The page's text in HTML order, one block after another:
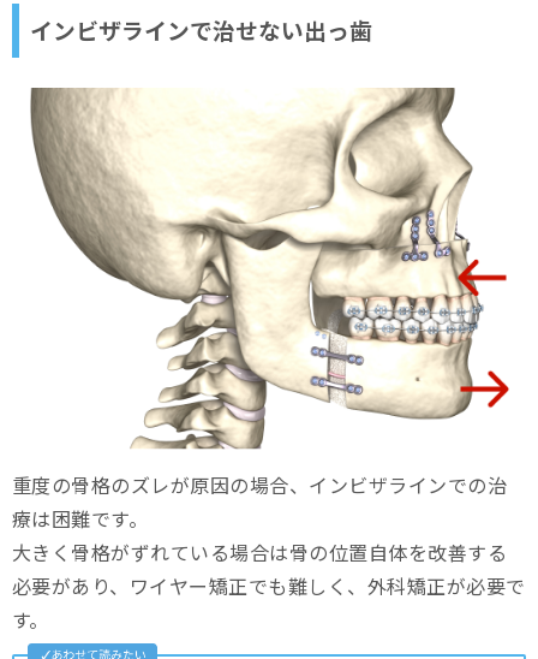
インビザラインで治せない出っ歯
重度の骨格のズレが原因の場合、インビザラインでの治
療は困難です。
大きく骨格がずれている場合は骨の位置自体を改善する
必要があり、ワイヤー矯正でも難しく、外科矯正が必要で
す。